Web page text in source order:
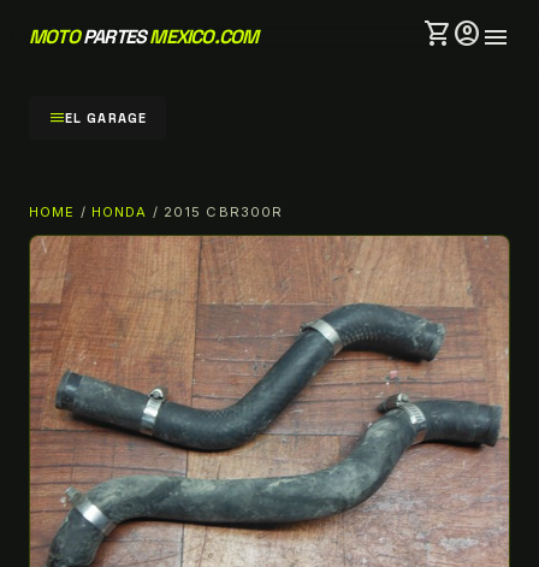
MOTOPARTESMEXICO.COM shopping_cartaccount_circlemenu
menuEL GARAGE
HOME / HONDA / 2015 CBR300R